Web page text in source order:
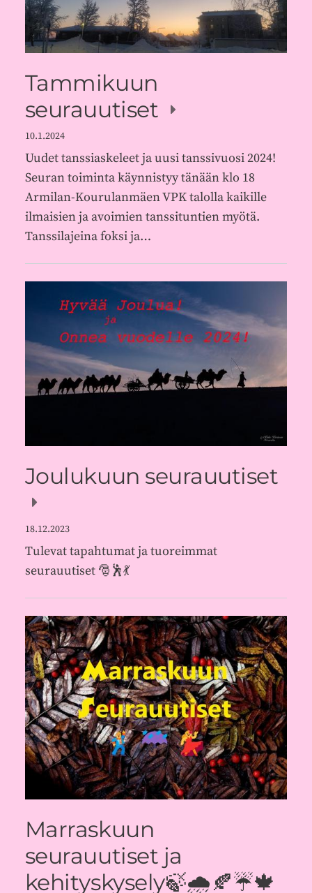
Tammikuun
seurauutiset
10.1.2024
Uudet tanssiaskeleet ja uusi tanssivuosi 2024!
Seuran toiminta käynnistyy tänään klo 18
Armilan-Kourulanmäen VPK talolla kaikille
ilmaisien ja avoimien tanssituntien myötä.
Tanssilajeina foksi ja…
Joulukuun seurauutiset
18.12.2023
Tulevat tapahtumat ja tuoreimmat
seurauutiset 🎅🕺💃
Marraskuun
seurauutiset ja
kehityskysely🍃🌧️🍂☔🍁